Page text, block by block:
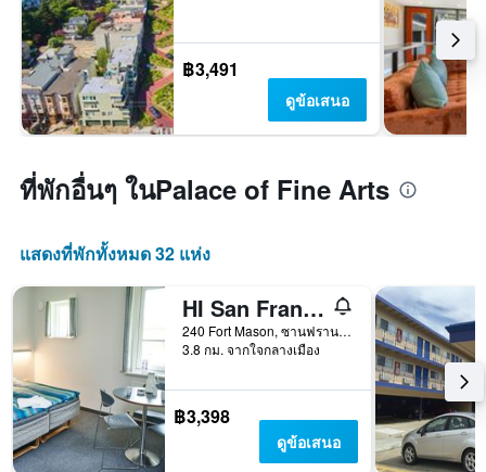
฿3,491
ดูข้อเสนอ
ที่พักอื่นๆ ในPalace of Fine Arts
แสดงที่พักทั้งหมด 32 แห่ง
HI San Francisco Fisherman's Wharf Hostel
240 Fort Mason, ซานฟรานซิสโก, CA, สหรัฐอเมริกา
3.8 กม. จากใจกลางเมือง
฿3,398
ดูข้อเสนอ